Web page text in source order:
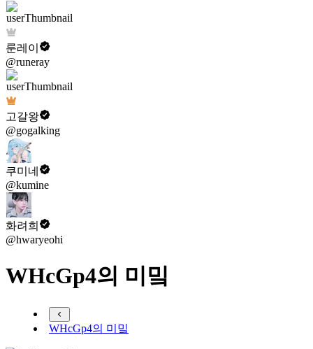
룬레이
@runeray
고갈왕
@gogalking
쿠미네
@kumine
화려희
@hwaryeohi
WHcGp4의 미밐
WHcGp4의 미밐